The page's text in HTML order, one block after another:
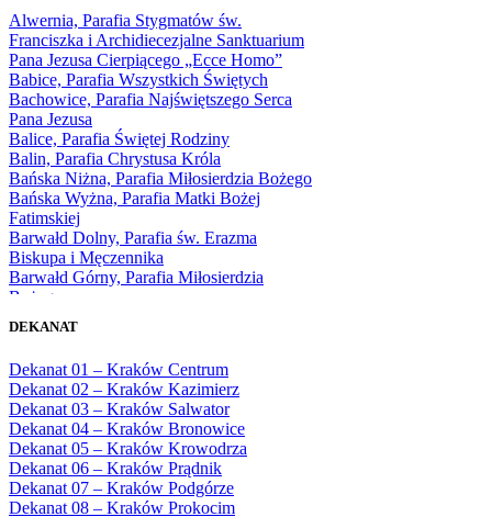
1968
1969
1970
1971
1972
1973
1974
1975
1976
1977
1978
1979
1980
1981
1983
1985
1986
1987
1988
1989
1990
1991
1992
Alwernia, Parafia Stygmatów św.
Franciszka i Archidiecezjalne Sanktuarium
Pana Jezusa Cierpiącego „Ecce Homo”
Babice, Parafia Wszystkich Świętych
Bachowice, Parafia Najświętszego Serca
Pana Jezusa
Balice, Parafia Świętej Rodziny
Balin, Parafia Chrystusa Króla
Bańska Niżna, Parafia Miłosierdzia Bożego
Bańska Wyżna, Parafia Matki Bożej
Fatimskiej
Barwałd Dolny, Parafia św. Erazma
Biskupa i Męczennika
Barwałd Górny, Parafia Miłosierdzia
Bożego
Bęczarka, Parafia Matki Boskiej
Będkowice, Parafia Najświętszej Maryi
Panny Królowej
Białka Górna, Parafia Matki Bożej
Królowej Rodzin
Białka Tatrzańska, Parafia Świętych
Apostołów Szymona i Judy Tadeusza
Biały Dunajec, Parafia Matki Bożej
DEKANAT
Dekanat 01 – Kraków Centrum
Dekanat 02 – Kraków Kazimierz
Dekanat 03 – Kraków Salwator
Dekanat 04 – Kraków Bronowice
Dekanat 05 – Kraków Krowodrza
Dekanat 06 – Kraków Prądnik
Dekanat 07 – Kraków Podgórze
Dekanat 08 – Kraków Prokocim